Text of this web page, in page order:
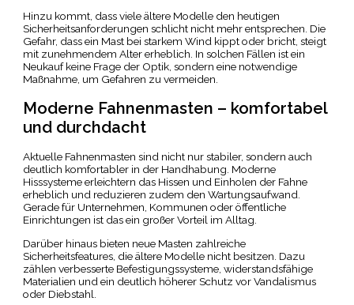
Hinzu kommt, dass viele ältere Modelle den heutigen
Sicherheitsanforderungen schlicht nicht mehr entsprechen. Die
Gefahr, dass ein Mast bei starkem Wind kippt oder bricht, steigt
mit zunehmendem Alter erheblich. In solchen Fällen ist ein
Neukauf keine Frage der Optik, sondern eine notwendige
Maßnahme, um Gefahren zu vermeiden.
Moderne Fahnenmasten – komfortabel
und durchdacht
Aktuelle Fahnenmasten sind nicht nur stabiler, sondern auch
deutlich komfortabler in der Handhabung. Moderne
Hisssysteme erleichtern das Hissen und Einholen der Fahne
erheblich und reduzieren zudem den Wartungsaufwand.
Gerade für Unternehmen, Kommunen oder öffentliche
Einrichtungen ist das ein großer Vorteil im Alltag.
Darüber hinaus bieten neue Masten zahlreiche
Sicherheitsfeatures, die ältere Modelle nicht besitzen. Dazu
zählen verbesserte Befestigungssysteme, widerstandsfähige
Materialien und ein deutlich höherer Schutz vor Vandalismus
oder Diebstahl.